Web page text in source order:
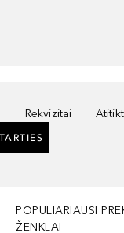
Rekvizitai
POPULIARIAUSI
ŽENKLAI